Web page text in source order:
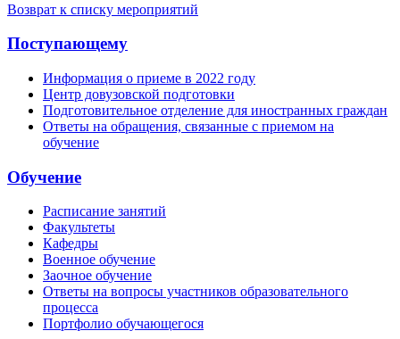
Возврат к списку мероприятий
Поступающему
Информация о приеме в 2022 году
Центр довузовской подготовки
Подготовительное отделение для иностранных граждан
Ответы на обращения, связанные с приемом на
обучение
Обучение
Расписание занятий
Факультеты
Кафедры
Военное обучение
Заочное обучение
Ответы на вопросы участников образовательного
процесса
Портфолио обучающегося